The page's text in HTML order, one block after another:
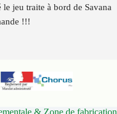
le jeu traite à bord de Savana
!!!
& Zone de fabrication